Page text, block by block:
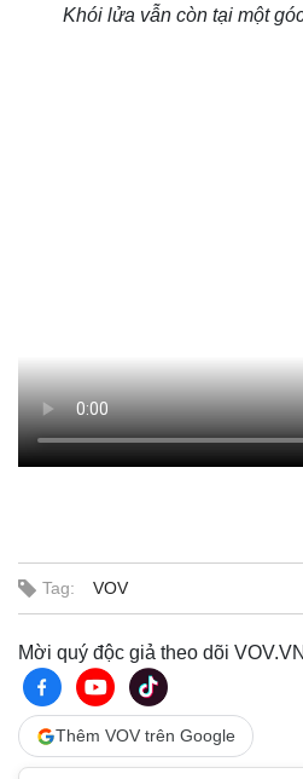
Khói lửa vẫn còn tại một
Tag: VOV
Mời quý độc giả theo dõi
Thêm VOV trên Google